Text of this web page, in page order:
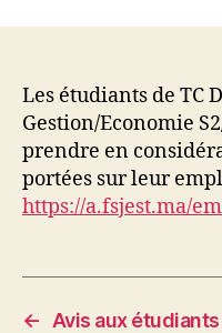
Les étudiants de TC
Gestion/Economie
prendre en
portées sur leur
https://a.fsjest.ma/
←
Avis aux étudiants